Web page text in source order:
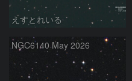
えすとれいる
NGC6140 May 2026